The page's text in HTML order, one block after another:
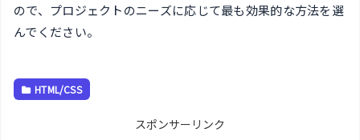
ので、プロジェクトのニーズに応じて最も効果的な方法を選
んでください。
HTML/CSS
スポンサーリンク